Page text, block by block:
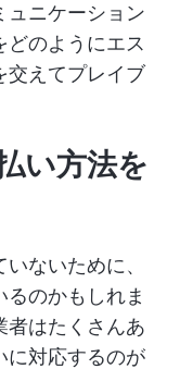
ュニケーション
のようにエス
交えてプレイブ
い方法を
ないために、
のかもしれま
者はたくさんあ
に対応するのが